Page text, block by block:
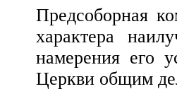
Предсоборная
характера
намерения его
Церкви общим